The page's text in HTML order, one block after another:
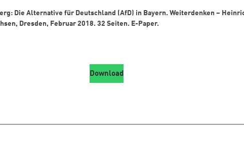
Die Alternative für Deutschland (AfD) in Bayern. Weiterdenken –
Dresden, Februar 2018. 32 Seiten. E-Paper.
Download